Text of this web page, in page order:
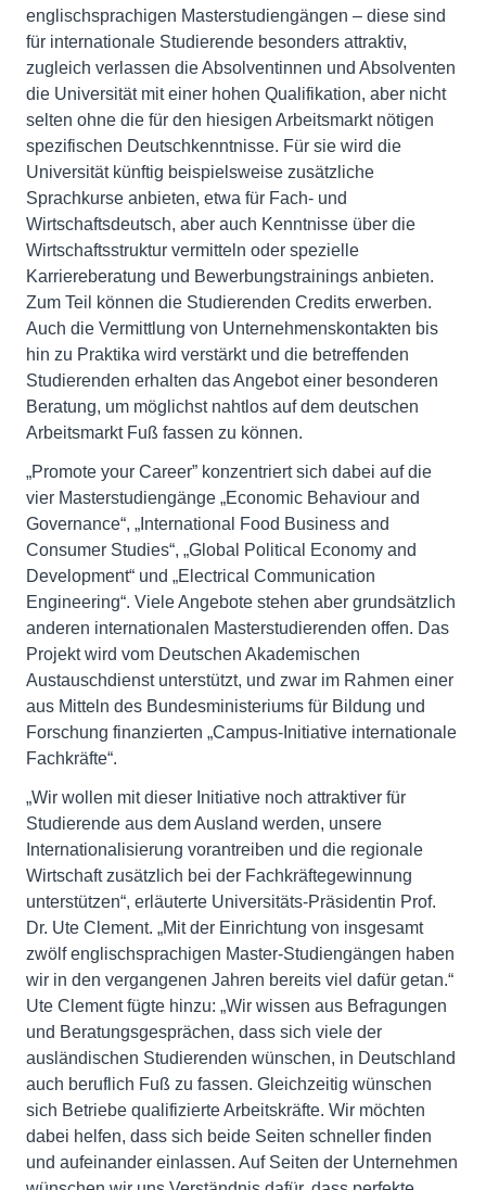
englischsprachigen Masterstudiengängen – diese sind
für internationale Studierende besonders attraktiv,
zugleich verlassen die Absolventinnen und Absolventen
die Universität mit einer hohen Qualifikation, aber nicht
selten ohne die für den hiesigen Arbeitsmarkt nötigen
spezifischen Deutschkenntnisse. Für sie wird die
Universität künftig beispielsweise zusätzliche
Sprachkurse anbieten, etwa für Fach- und
Wirtschaftsdeutsch, aber auch Kenntnisse über die
Wirtschaftsstruktur vermitteln oder spezielle
Karriereberatung und Bewerbungstrainings anbieten.
Zum Teil können die Studierenden Credits erwerben.
Auch die Vermittlung von Unternehmenskontakten bis
hin zu Praktika wird verstärkt und die betreffenden
Studierenden erhalten das Angebot einer besonderen
Beratung, um möglichst nahtlos auf dem deutschen
Arbeitsmarkt Fuß fassen zu können.
„Promote your Career” konzentriert sich dabei auf die
vier Masterstudiengänge „Economic Behaviour and
Governance“, „International Food Business and
Consumer Studies“, „Global Political Economy and
Development“ und „Electrical Communication
Engineering“. Viele Angebote stehen aber grundsätzlich
anderen internationalen Masterstudierenden offen. Das
Projekt wird vom Deutschen Akademischen
Austauschdienst unterstützt, und zwar im Rahmen einer
aus Mitteln des Bundesministeriums für Bildung und
Forschung finanzierten „Campus-Initiative internationale
Fachkräfte“.
„Wir wollen mit dieser Initiative noch attraktiver für
Studierende aus dem Ausland werden, unsere
Internationalisierung vorantreiben und die regionale
Wirtschaft zusätzlich bei der Fachkräftegewinnung
unterstützen“, erläuterte Universitäts-Präsidentin Prof.
Dr. Ute Clement. „Mit der Einrichtung von insgesamt
zwölf englischsprachigen Master-Studiengängen haben
wir in den vergangenen Jahren bereits viel dafür getan.“
Ute Clement fügte hinzu: „Wir wissen aus Befragungen
und Beratungsgesprächen, dass sich viele der
ausländischen Studierenden wünschen, in Deutschland
auch beruflich Fuß zu fassen. Gleichzeitig wünschen
sich Betriebe qualifizierte Arbeitskräfte. Wir möchten
dabei helfen, dass sich beide Seiten schneller finden
und aufeinander einlassen. Auf Seiten der Unternehmen